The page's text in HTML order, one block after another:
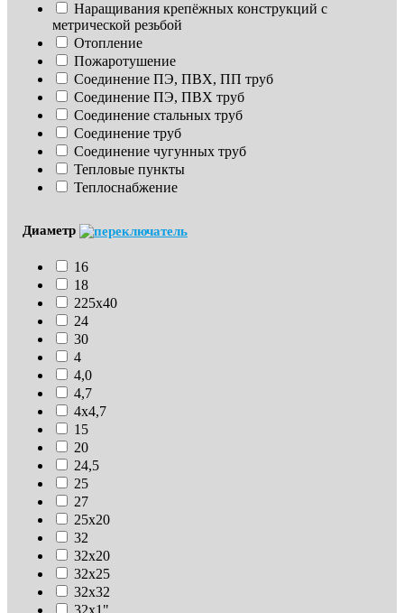
Наращивания крепёжных конструкций с
метрической резьбой
Отопление
Пожаротушение
Соединение ПЭ, ПВХ, ПП труб
Соединение ПЭ, ПВХ труб
Соединение стальных труб
Соединение труб
Соединение чугунных труб
Тепловые пункты
Теплоснабжение
Диаметр
16
18
225х40
24
30
4
4,0
4,7
4х4,7
15
20
24,5
25
27
25х20
32
32х20
32х25
32х32